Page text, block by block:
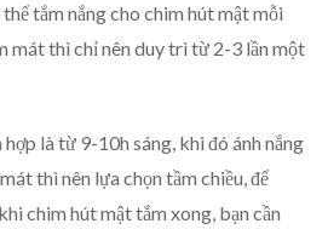
tắm nắng cho chim hút mật mỗi
mát thì chỉ nên duy trì từ 2-3 lần một
là từ 9-10h sáng, khi đó ánh nắng
thì nên lựa chọn tầm chiều, để
chim hút mật tắm xong, bạn cần